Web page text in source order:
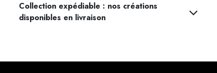
Collection expédiable : nos créations
disponibles en livraison